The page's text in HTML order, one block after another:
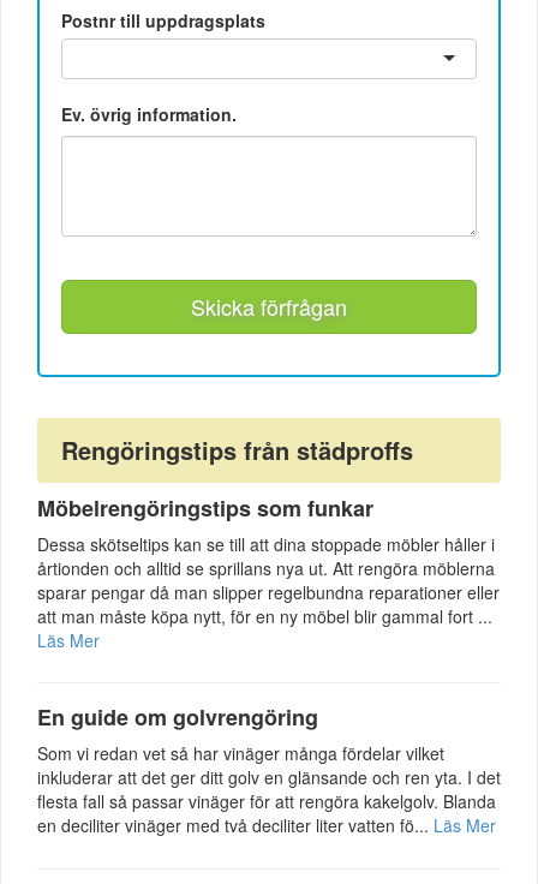
Postnr till uppdragsplats
Ev. övrig information.
Skicka förfrågan
Rengöringstips från städproffs
Möbelrengöringstips som funkar
Dessa skötseltips kan se till att dina stoppade möbler håller i
årtionden och alltid se sprillans nya ut. Att rengöra möblerna
sparar pengar då man slipper regelbundna reparationer eller
att man måste köpa nytt, för en ny möbel blir gammal fort ...
Läs Mer
En guide om golvrengöring
Som vi redan vet så har vinäger många fördelar vilket
inkluderar att det ger ditt golv en glänsande och ren yta. I det
flesta fall så passar vinäger för att rengöra kakelgolv. Blanda
en deciliter vinäger med två deciliter liter vatten fö... Läs Mer